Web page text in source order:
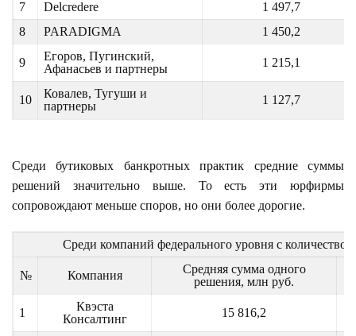
7
Delcredere
1 497,7
8
PARADIGMA 1 450,2
9
Егоров, Пугинский,
Афанасьев и партнеры
1 215,1
10
Ковалев, Тугуши и
партнеры
1 127,7
Cреди бутиковых банкротных практик средние суммы
решений значительно выше. То есть эти юрфирмы
сопровождают меньше споров, но они более дорогие.
Среди компаний федерального уровня с
№ Компания
Средняя сумма одного
решения, млн руб.
1
Квэста
Консалтинг
15 816,2